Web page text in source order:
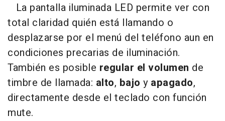
La pantalla iluminada LED permite ver con
total claridad quién está llamando o
desplazarse por el menú del teléfono aun en
condiciones precarias de iluminación.
También es posible regular el volumen de
timbre de llamada: alto, bajo y apagado,
directamente desde el teclado con función
mute.